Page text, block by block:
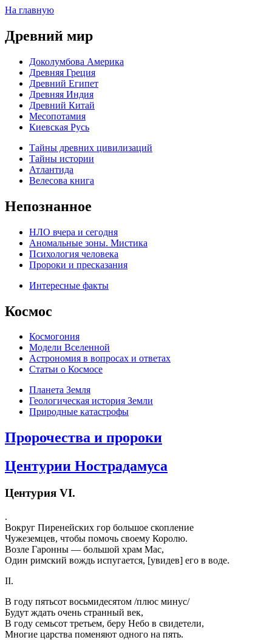
На главную
Древний мир
Доколумбова Америка
Древняя Греция
Древний Египет
Древняя Индия
Древний Китай
Месопотамия
Киевская Русь
Тайны древних цивилизаций
Тайны истории
Атлантида
Велесова книга
Непознанное
НЛО вчера и сегодня
Аномальные зоны. Мистика
Психология человека
Пророки и пресказания
Интересные факты
Космос
Космогония
Модели Вселенной
Астрономия в вопросах и ответах
Cтатьи о Космосе
Планета Земля
Геологическая история Земли
Природные катастрофы
Пророчества и пророки
Центурии Нострадамуса
Центурия VI.
.
Вокруг Пиренейских гор большое скопление
Чужеземцев, чтобы помочь своему Королю.
Возле Гаронны — большой храм Мас,
Один римский вождь испугается, [увидев] его в воде.
II.
В году пятьсот восьмидесятом /плюс минус/
Будут ждать очень странный век,
В году семьсот третьем, беру Небо в свидетели,
Многие царства поменяют одного на пять.